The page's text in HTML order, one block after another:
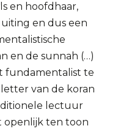
en hoofdhaar,
en dus een
en de sunnah (…)
fundamentalist te
letter van de koran
lectuur
openlijk ten toon